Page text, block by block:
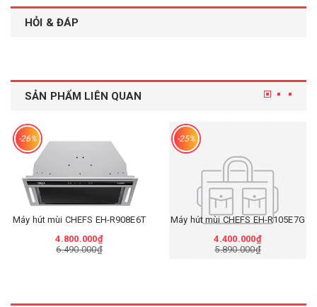
HỎI & ĐÁP
SẢN PHẨM LIÊN QUAN
-26%
Máy hút mùi CHEFS EH-R908E6T
4.800.000₫
6.490.000₫
-25%
Máy hút mùi CHEFS EH-R105E7G
4.400.000₫
5.890.000₫